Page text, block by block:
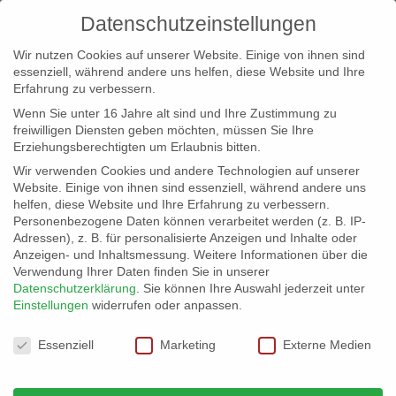
info@erfolgreich-events.de
+4940 46 777 230
Datenschutzeinstellungen
Wir nutzen Cookies auf unserer Website. Einige von ihnen sind
essenziell, während andere uns helfen, diese Website und Ihre
Erfahrung zu verbessern.
Wenn Sie unter 16 Jahre alt sind und Ihre Zustimmung zu
freiwilligen Diensten geben möchten, müssen Sie Ihre
Erziehungsberechtigten um Erlaubnis bitten.
Wir verwenden Cookies und andere Technologien auf unserer
Website. Einige von ihnen sind essenziell, während andere uns
helfen, diese Website und Ihre Erfahrung zu verbessern.
Personenbezogene Daten können verarbeitet werden (z. B. IP-
Adressen), z. B. für personalisierte Anzeigen und Inhalte oder
Anzeigen- und Inhaltsmessung. Weitere Informationen über die
Verwendung Ihrer Daten finden Sie in unserer
Datenschutzerklärung
Sie können Ihre Auswahl jederzeit unter
Einstellungen widerrufen oder anpassen.
Datenschutzeinstellungen
Essenziell Marketing Externe Medien